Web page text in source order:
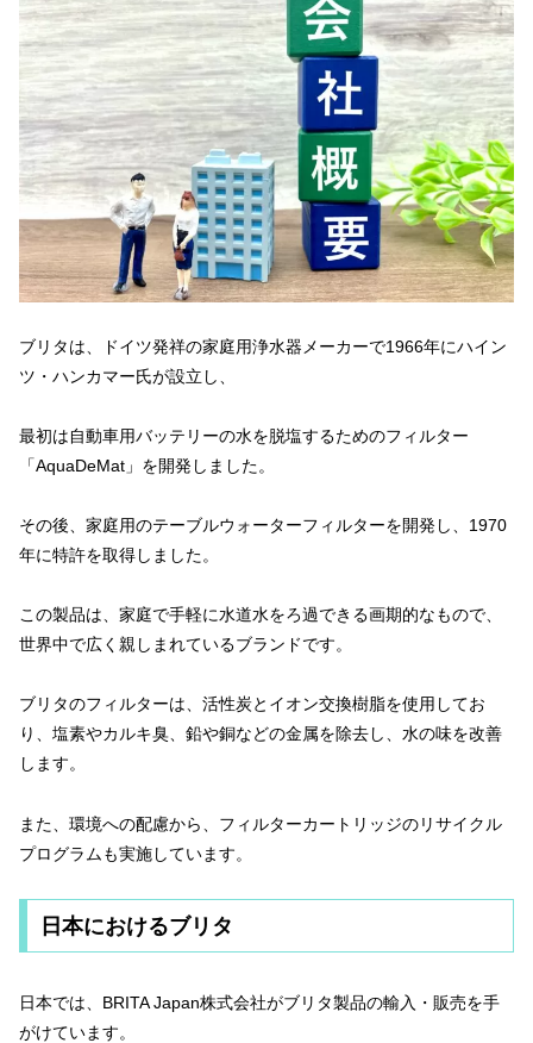
ブリタは、ドイツ発祥の家庭用浄水器メーカーで1966年にハイン
ツ・ハンカマー氏が設立し、
最初は自動車用バッテリーの水を脱塩するためのフィルター
「AquaDeMat」を開発しました。
その後、家庭用のテーブルウォーターフィルターを開発し、1970
年に特許を取得しました。
この製品は、家庭で手軽に水道水をろ過できる画期的なもので、
世界中で広く親しまれているブランドです。
ブリタのフィルターは、活性炭とイオン交換樹脂を使用してお
り、塩素やカルキ臭、鉛や銅などの金属を除去し、水の味を改善
します。
また、環境への配慮から、フィルターカートリッジのリサイクル
プログラムも実施しています。
日本におけるブリタ
日本では、BRITA Japan株式会社がブリタ製品の輸入・販売を手
がけています。